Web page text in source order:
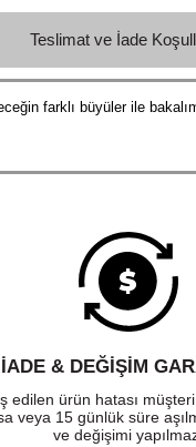
Teslimat ve İade
farklı büyüler ile
İADE & DEĞİŞİM
edilen ürün hatası müşteri
veya 15 günlük süre
ve değişimi